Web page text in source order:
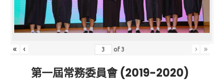
« ‹ of3 › »
第一屆常務委員會 (2019-2020)